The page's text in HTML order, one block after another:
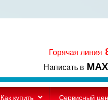
Горячая линия
Написать в MAX
Как купить Сервисный